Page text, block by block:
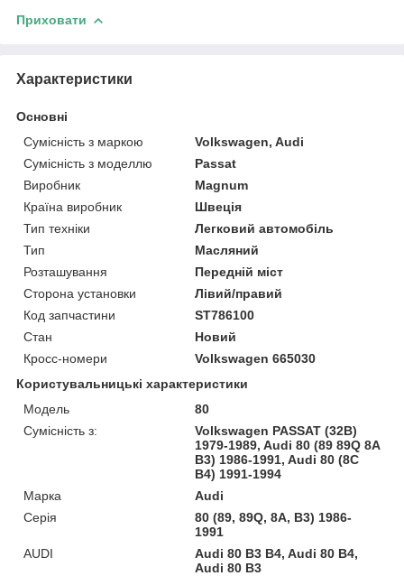
Приховати
Характеристики
Основні
Сумісність з маркою
Volkswagen, Audi
Сумісність з моделлю
Passat
Виробник
Magnum
Країна виробник
Швеція
Тип техніки
Легковий автомобіль
Тип
Масляний
Розташування
Передній міст
Сторона установки
Лівий/правий
Код запчастини
ST786100
Стан
Новий
Кросс-номери
Volkswagen 665030
Користувальницькі характеристики
Модель
80
Сумісність з:
Volkswagen PASSAT (32B)
1979-1989, Audi 80 (89 89Q 8A
B3) 1986-1991, Audi 80 (8C
B4) 1991-1994
Марка
Audi
Серія
80 (89, 89Q, 8A, B3) 1986-
1991
AUDI
Audi 80 B3 B4, Audi 80 B4,
Audi 80 B3